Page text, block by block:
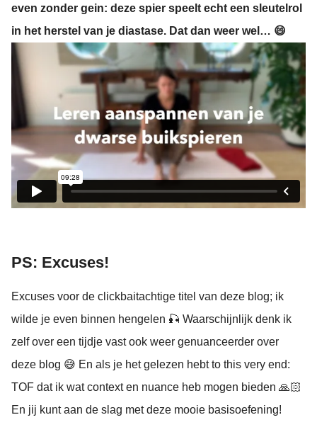
even zonder gein: deze spier speelt echt een sleutelrol
in het herstel van je diastase. Dat dan weer wel… 😄
PS: Excuses!
Excuses voor de clickbaitachtige titel van deze blog; ik
wilde je even binnen hengelen 🎣 Waarschijnlijk denk ik
zelf over een tijdje vast ook weer genuanceerder over
deze blog 😅 En als je het gelezen hebt to this very end:
TOF dat ik wat context en nuance heb mogen bieden 🙏🏻
En jij kunt aan de slag met deze mooie basisoefening!